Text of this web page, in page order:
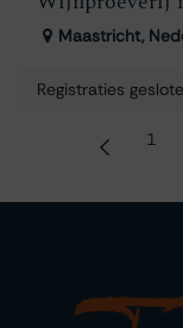
Maastricht,
Registraties
1